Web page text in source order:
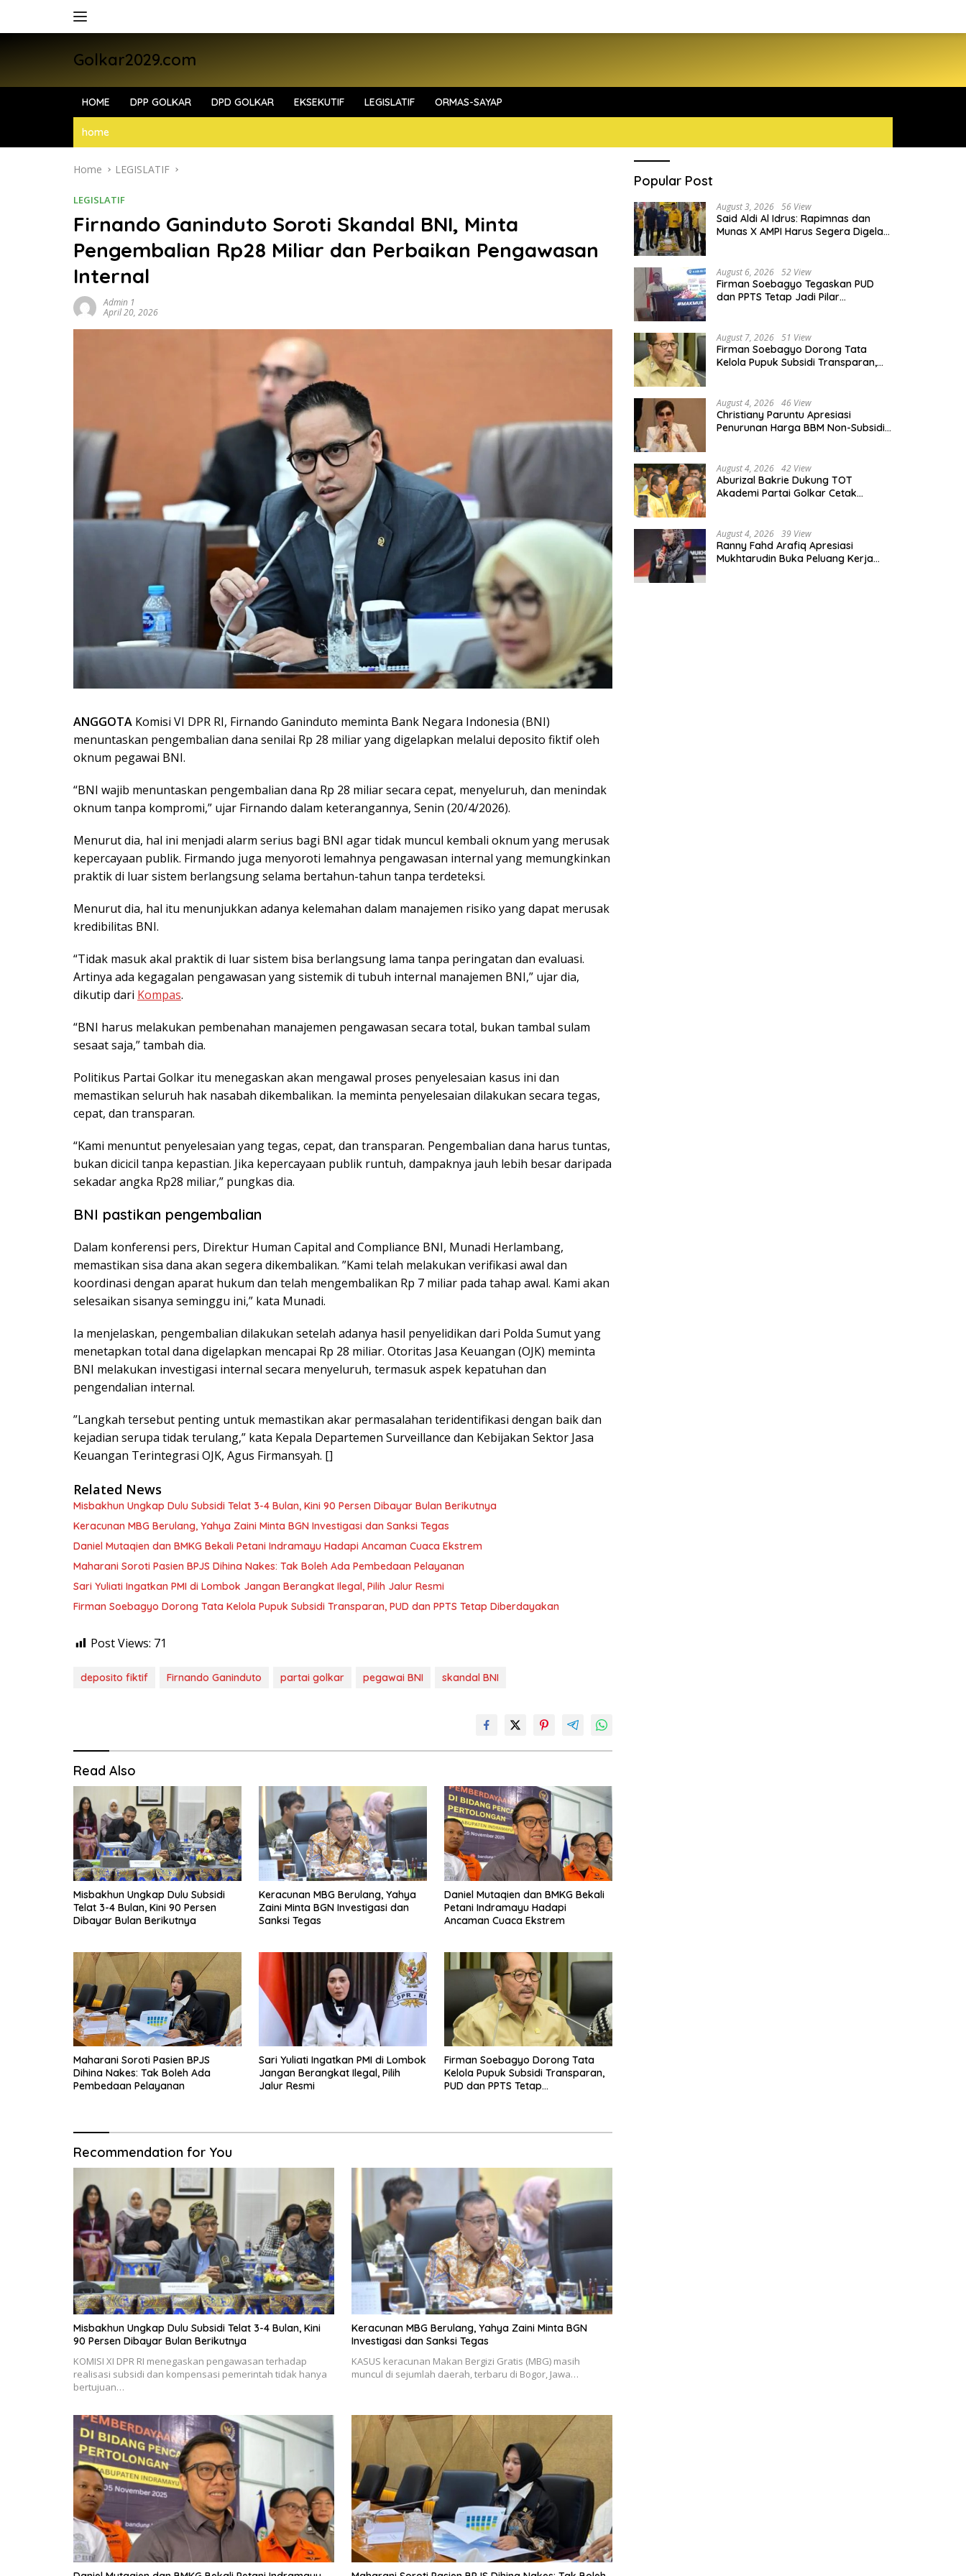
Golkar2029.com
HOME DPP GOLKAR DPD GOLKAR EKSEKUTIF LEGISLATIF ORMAS-SAYAP
home
Home LEGISLATIF
LEGISLATIF
Firnando Ganinduto Soroti Skandal BNI, Minta
Pengembalian Rp28 Miliar dan Perbaikan Pengawasan
Internal
Admin 1
April 20, 2026
ANGGOTA Komisi VI DPR RI, Firnando Ganinduto meminta Bank Negara Indonesia (BNI)
menuntaskan pengembalian dana senilai Rp 28 miliar yang digelapkan melalui deposito fiktif oleh
oknum pegawai BNI.
“BNI wajib menuntaskan pengembalian dana Rp 28 miliar secara cepat, menyeluruh, dan menindak
oknum tanpa kompromi,” ujar Firnando dalam keterangannya, Senin (20/4/2026).
Menurut dia, hal ini menjadi alarm serius bagi BNI agar tidak muncul kembali oknum yang merusak
kepercayaan publik. Firmando juga menyoroti lemahnya pengawasan internal yang memungkinkan
praktik di luar sistem berlangsung selama bertahun-tahun tanpa terdeteksi.
Menurut dia, hal itu menunjukkan adanya kelemahan dalam manajemen risiko yang dapat merusak
kredibilitas BNI.
“Tidak masuk akal praktik di luar sistem bisa berlangsung lama tanpa peringatan dan evaluasi.
Artinya ada kegagalan pengawasan yang sistemik di tubuh internal manajemen BNI,” ujar dia,
dikutip dari Kompas.
“BNI harus melakukan pembenahan manajemen pengawasan secara total, bukan tambal sulam
sesaat saja,” tambah dia.
Politikus Partai Golkar itu menegaskan akan mengawal proses penyelesaian kasus ini dan
memastikan seluruh hak nasabah dikembalikan. Ia meminta penyelesaian dilakukan secara tegas,
cepat, dan transparan.
“Kami menuntut penyelesaian yang tegas, cepat, dan transparan. Pengembalian dana harus tuntas,
bukan dicicil tanpa kepastian. Jika kepercayaan publik runtuh, dampaknya jauh lebih besar daripada
sekadar angka Rp28 miliar,” pungkas dia.
BNI pastikan pengembalian
Dalam konferensi pers, Direktur Human Capital and Compliance BNI, Munadi Herlambang,
memastikan sisa dana akan segera dikembalikan. ”Kami telah melakukan verifikasi awal dan
koordinasi dengan aparat hukum dan telah mengembalikan Rp 7 miliar pada tahap awal. Kami akan
selesaikan sisanya seminggu ini,” kata Munadi.
Ia menjelaskan, pengembalian dilakukan setelah adanya hasil penyelidikan dari Polda Sumut yang
menetapkan total dana digelapkan mencapai Rp 28 miliar. Otoritas Jasa Keuangan (OJK) meminta
BNI melakukan investigasi internal secara menyeluruh, termasuk aspek kepatuhan dan
pengendalian internal.
”Langkah tersebut penting untuk memastikan akar permasalahan teridentifikasi dengan baik dan
kejadian serupa tidak terulang,” kata Kepala Departemen Surveillance dan Kebijakan Sektor Jasa
Keuangan Terintegrasi OJK, Agus Firmansyah. []
Related News
Misbakhun Ungkap Dulu Subsidi Telat 3-4 Bulan, Kini 90 Persen Dibayar Bulan Berikutnya
Keracunan MBG Berulang, Yahya Zaini Minta BGN Investigasi dan Sanksi Tegas
Daniel Mutaqien dan BMKG Bekali Petani Indramayu Hadapi Ancaman Cuaca Ekstrem
Maharani Soroti Pasien BPJS Dihina Nakes: Tak Boleh Ada Pembedaan Pelayanan
Sari Yuliati Ingatkan PMI di Lombok Jangan Berangkat Ilegal, Pilih Jalur Resmi
Firman Soebagyo Dorong Tata Kelola Pupuk Subsidi Transparan, PUD dan PPTS Tetap Diberdayakan
Post Views: 71
deposito fiktif Firnando Ganinduto partai golkar pegawai BNI skandal BNI
Read Also
Misbakhun Ungkap Dulu Subsidi
Telat 3-4 Bulan, Kini 90 Persen
Dibayar Bulan Berikutnya
Keracunan MBG Berulang, Yahya
Zaini Minta BGN Investigasi dan
Sanksi Tegas
Daniel Mutaqien dan BMKG Bekali
Petani Indramayu Hadapi
Ancaman Cuaca Ekstrem
Maharani Soroti Pasien BPJS
Dihina Nakes: Tak Boleh Ada
Pembedaan Pelayanan
Sari Yuliati Ingatkan PMI di Lombok
Jangan Berangkat Ilegal, Pilih
Jalur Resmi
Firman Soebagyo Dorong Tata
Kelola Pupuk Subsidi Transparan,
PUD dan PPTS Tetap
Recommendation for You
Misbakhun Ungkap Dulu Subsidi Telat 3-4 Bulan, Kini
90 Persen Dibayar Bulan Berikutnya
KOMISI XI DPR RI menegaskan pengawasan terhadap
realisasi subsidi dan kompensasi pemerintah tidak hanya
bertujuan…
Keracunan MBG Berulang, Yahya Zaini Minta BGN
Investigasi dan Sanksi Tegas
KASUS keracunan Makan Bergizi Gratis (MBG) masih
muncul di sejumlah daerah, terbaru di Bogor, Jawa…
Popular Post
August 3, 2026 56 View
Said Aldi Al Idrus: Rapimnas dan
Munas X AMPI Harus Segera Digelar
August 6, 2026 52 View
Firman Soebagyo Tegaskan PUD
dan PPTS Tetap Jadi Pilar
August 7, 2026 51 View
Firman Soebagyo Dorong Tata
Kelola Pupuk Subsidi Transparan,
August 4, 2026 46 View
Christiany Paruntu Apresiasi
Penurunan Harga BBM Non-Subsidi,
August 4, 2026 42 View
Aburizal Bakrie Dukung TOT
Akademi Partai Golkar Cetak
August 4, 2026 39 View
Ranny Fahd Arafiq Apresiasi
Mukhtarudin Buka Peluang Kerja